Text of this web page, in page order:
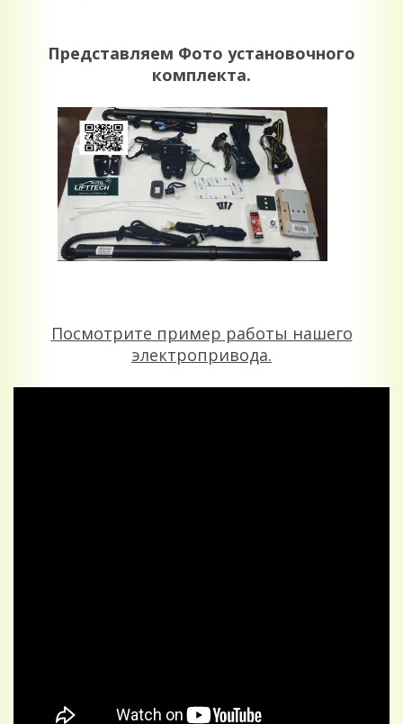
Представляем Фото установочного
комплекта.
Посмотрите пример работы нашего
электропривода.